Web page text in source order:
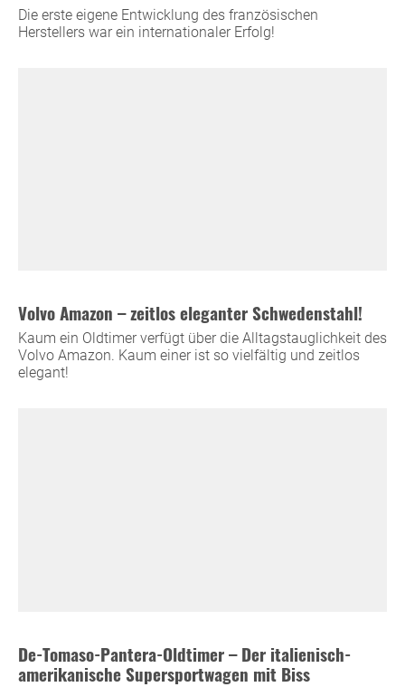
Die erste eigene Entwicklung des französischen
Herstellers war ein internationaler Erfolg!
Volvo Amazon – zeitlos eleganter Schwedenstahl!
Kaum ein Oldtimer verfügt über die Alltagstauglichkeit des
Volvo Amazon. Kaum einer ist so vielfältig und zeitlos
elegant!
De-Tomaso-Pantera-Oldtimer – Der italienisch-
amerikanische Supersportwagen mit Biss